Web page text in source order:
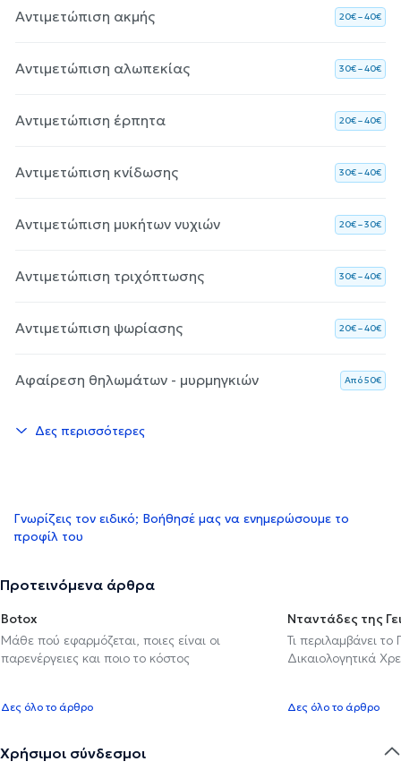
Αντιμετώπιση ακμής 20€ – 40€
Αντιμετώπιση αλωπεκίας 30€ – 40€
Αντιμετώπιση έρπητα 20€ – 40€
Αντιμετώπιση κνίδωσης 30€ – 40€
Αντιμετώπιση μυκήτων νυχιών 20€ – 30€
Αντιμετώπιση τριχόπτωσης 30€ – 40€
Αντιμετώπιση ψωρίασης 20€ – 40€
Αφαίρεση θηλωμάτων - μυρμηγκιών Aπό 50€
Δες περισσότερες
Γνωρίζεις τον ειδικό; Βοήθησέ μας να ενημερώσουμε το
προφίλ του
Προτεινόμενα άρθρα
Botox
Μάθε πού εφαρμόζεται, ποιες είναι οι
παρενέργειες και ποιο το κόστος
Δες όλο το άρθρο
Νταντάδες της
Τι περιλαμβάνει
Δικαιολογητικά
Δες όλο το άρθρο
Χρήσιμοι σύνδεσμοι